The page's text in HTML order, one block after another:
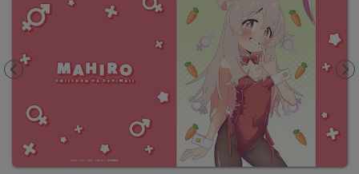
商品
グ
NEW